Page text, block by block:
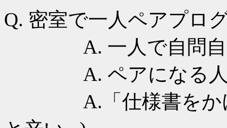
Q. 密室で一人ペアプロ
A. 一人で自問自
A. ペアになる人
A.「仕様書をかけ